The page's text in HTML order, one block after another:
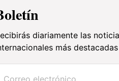
diariamente las
más